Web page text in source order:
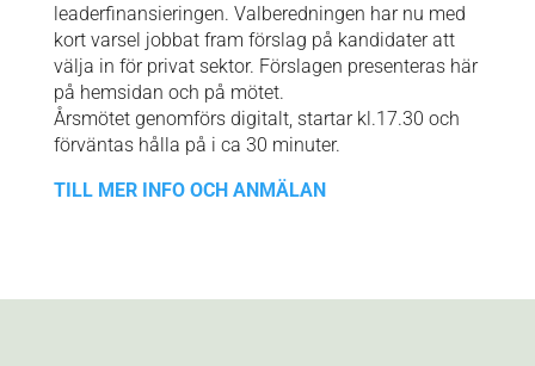
leaderfinansieringen. Valberedningen har nu med
kort varsel jobbat fram förslag på kandidater att
välja in för privat sektor. Förslagen presenteras här
på hemsidan och på mötet.
Årsmötet genomförs digitalt, startar kl.17.30 och
förväntas hålla på i ca 30 minuter.
TILL MER INFO OCH ANMÄLAN